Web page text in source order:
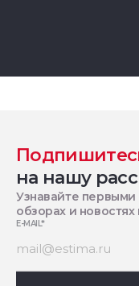
на нашу
Узнавайте первыми
обзорах и
E-MAIL*